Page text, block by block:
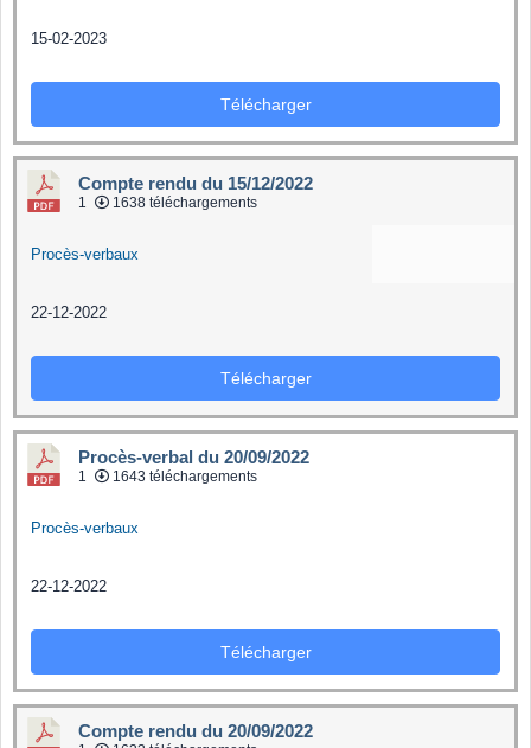
15-02-2023
Télécharger
Compte rendu du 15/12/2022
1 1638 téléchargements
Procès-verbaux
22-12-2022
Télécharger
Procès-verbal du 20/09/2022
1 1643 téléchargements
Procès-verbaux
22-12-2022
Télécharger
Compte rendu du 20/09/2022